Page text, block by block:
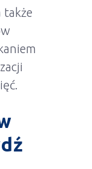
także